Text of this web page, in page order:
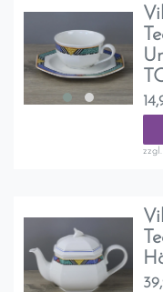
zzgl.